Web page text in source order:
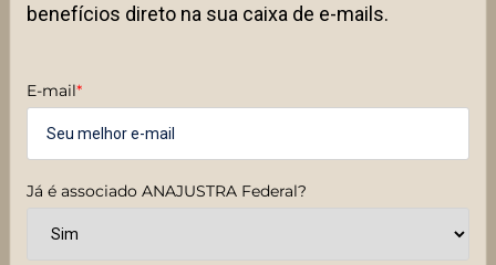
benefícios direto na sua caixa de e-mails.
E-mail*
Já é associado ANAJUSTRA Federal?